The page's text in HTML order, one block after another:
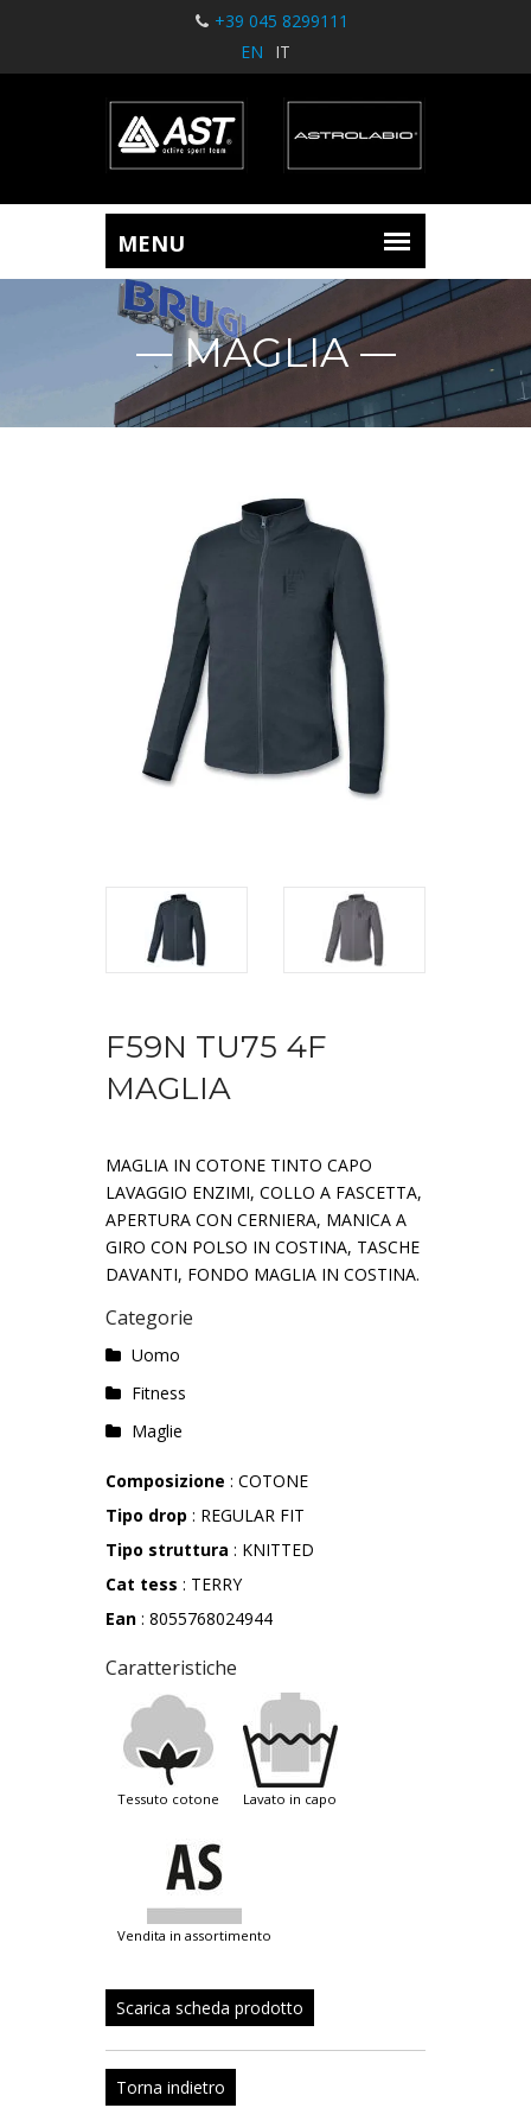
+39 045 8299111
EN
IT
MAGLIA
F59N TU75 4F
MAGLIA
MAGLIA IN COTONE TINTO CAPO
LAVAGGIO ENZIMI, COLLO A FASCETTA,
APERTURA CON CERNIERA, MANICA A
GIRO CON POLSO IN COSTINA, TASCHE
DAVANTI, FONDO MAGLIA IN COSTINA.
Categorie
Uomo
Fitness
Maglie
Composizione : COTONE
Tipo drop : REGULAR FIT
Tipo struttura : KNITTED
Cat tess : TERRY
Ean : 8055768024944
Caratteristiche
tessuto cotone lavato in capo
vendita in assortimento
Scarica scheda prodotto
Torna indietro